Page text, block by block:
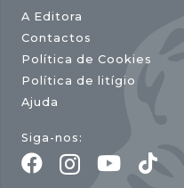
A Editora
Contactos
Política de Cookies
Política de litígio
Ajuda
Siga-nos: